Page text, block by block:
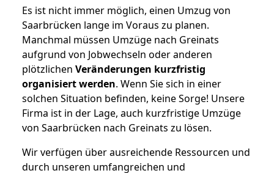
Es ist nicht immer möglich, einen Umzug von
Saarbrücken lange im Voraus zu planen.
Manchmal müssen Umzüge nach Greinats
aufgrund von Jobwechseln oder anderen
plötzlichen Veränderungen kurzfristig
organisiert werden. Wenn Sie sich in einer
solchen Situation befinden, keine Sorge! Unsere
Firma ist in der Lage, auch kurzfristige Umzüge
von Saarbrücken nach Greinats zu lösen.
Wir verfügen über ausreichende Ressourcen und
durch unseren umfangreichen und